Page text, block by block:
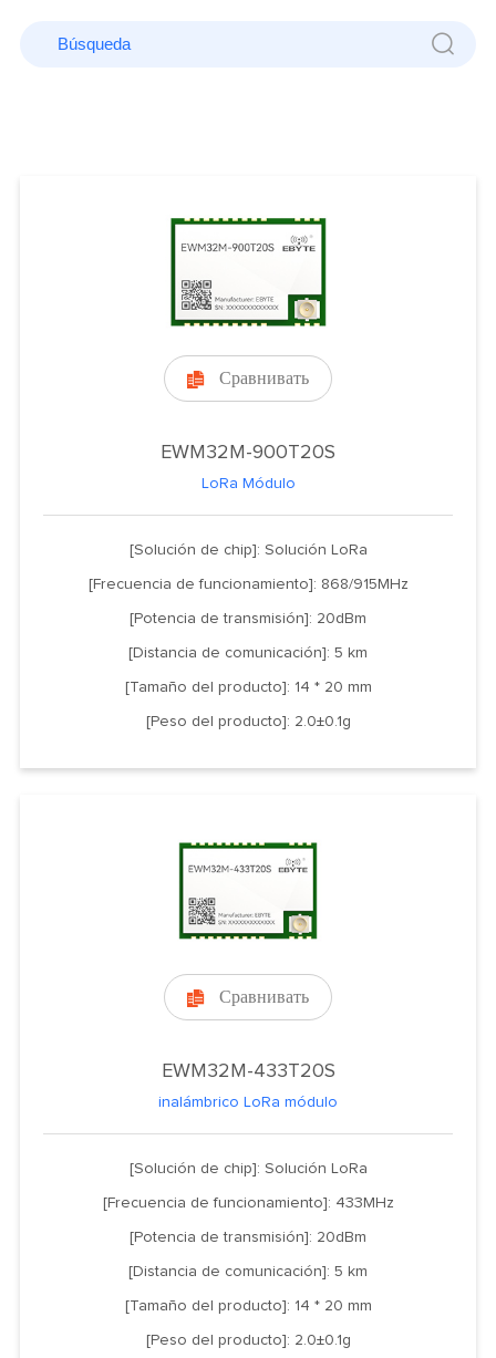
 Сравнивать
EWM32M-900T20S
LoRa Módulo
[Solución de chip]: Solución LoRa
[Frecuencia de funcionamiento]: 868/915MHz
[Potencia de transmisión]: 20dBm
[Distancia de comunicación]: 5 km
[Tamaño del producto]: 14 * 20 mm
[Peso del producto]: 2.0±0.1g
 Сравнивать
EWM32M-433T20S
inalámbrico LoRa módulo
[Solución de chip]: Solución LoRa
[Frecuencia de funcionamiento]: 433MHz
[Potencia de transmisión]: 20dBm
[Distancia de comunicación]: 5 km
[Tamaño del producto]: 14 * 20 mm
[Peso del producto]: 2.0±0.1g